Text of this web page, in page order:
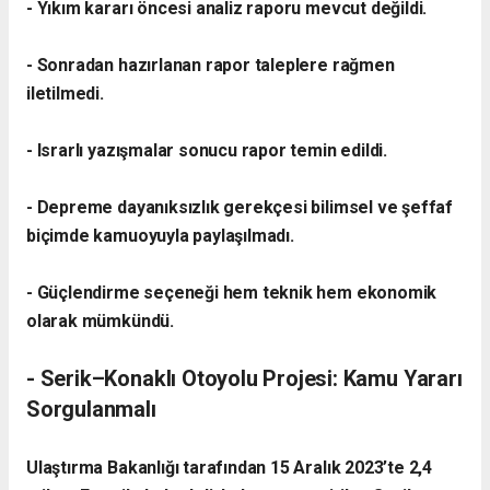
- Yıkım kararı öncesi analiz raporu mevcut değildi.
- Sonradan hazırlanan rapor taleplere rağmen
iletilmedi.
- Israrlı yazışmalar sonucu rapor temin edildi.
- Depreme dayanıksızlık gerekçesi bilimsel ve şeffaf
biçimde kamuoyuyla paylaşılmadı.
- Güçlendirme seçeneği hem teknik hem ekonomik
olarak mümkündü.
- Serik–Konaklı Otoyolu Projesi: Kamu Yararı
Sorgulanmalı
Ulaştırma Bakanlığı tarafından 15 Aralık 2023’te 2,4